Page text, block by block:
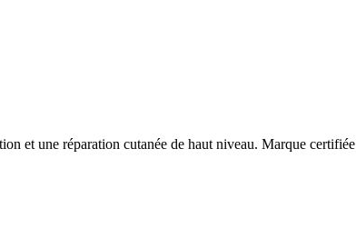
et une réparation cutanée de haut niveau. Marque certifiée